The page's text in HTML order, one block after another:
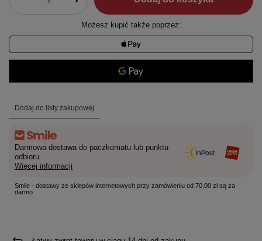
Możesz kupić także poprzez:
Dodaj do listy zakupowej
Darmowa dostawa do paczkomatu lub punktu
odbioru
Więcej informacji
Smile - dostawy ze sklepów internetowych przy zamówieniu od 70,00 zł są za
darmo